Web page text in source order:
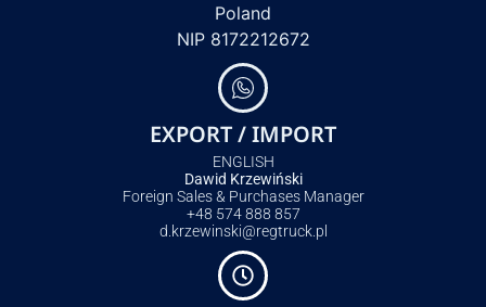
Poland
NIP 8172212672
EXPORT / IMPORT
ENGLISH
Dawid Krzewiński
Foreign Sales & Purchases Manager
+48 574 888 857
d.krzewinski@regtruck.pl